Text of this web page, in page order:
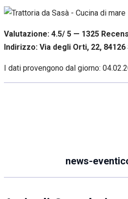
Valutazione: 4.5/ 5 — 1325 R
Indirizzo: Via degli Orti, 22,
I dati provengono dal giorno:
news-